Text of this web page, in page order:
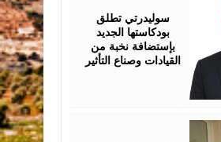
سوليدرتي تطلق
بودكاستها الجديد
بإستضافة نخبة من
القيادات وصناع التأثير